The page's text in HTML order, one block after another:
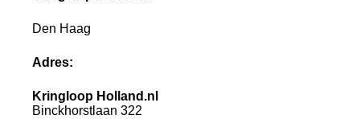
Den Haag
Adres:
Kringloop Holland.nl
Binckhorstlaan 322